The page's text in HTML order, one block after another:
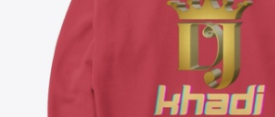
Vendez partout
Vendre n'importe quoi